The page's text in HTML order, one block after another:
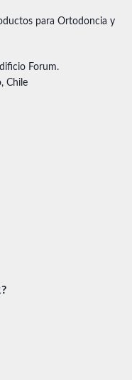
para Ortodoncia y
Forum.
Chile